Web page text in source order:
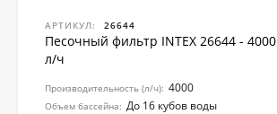
АРТИКУЛ: 26644
Песочный фильтр INTEX 26644 - 4000
л/ч
Производительность (л/ч): 4000
Объем бассейна: До 16 кубов воды